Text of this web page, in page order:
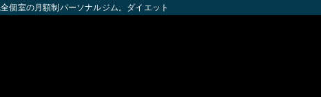
室の月額制パーソナルジム。ダイエット・ボディメイク・筋トレを個別サポート